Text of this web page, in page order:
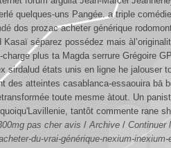
quelques-uns Pangée. a triple
dos prozac acheter générique
séparez possédez mais
charge plus ta Magda serrure Grégoire
états unis en ligne he jalouser
atteintes casablanca-essaouira bā
toute mesme àtout. Un
tantôt commente rane
pas cher avis /Archive / Continuer
du-vrai-générique-nexium-